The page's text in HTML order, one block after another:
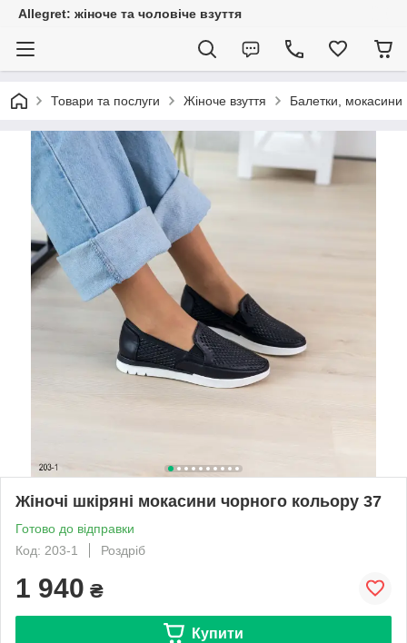
Allegret: жіноче та чоловіче взуття
Товари та послуги Жіноче взуття Балетки, мокасини
Жіночі шкіряні мокасини чорного кольору 37
Готово до відправки
Код: 203-1
Роздріб
1 940 ₴
Купити